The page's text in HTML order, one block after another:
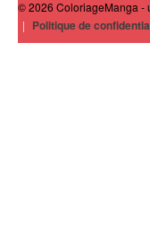
© 2026 ColoriageManga -
| Politique de